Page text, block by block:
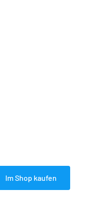
Im Shop kaufen